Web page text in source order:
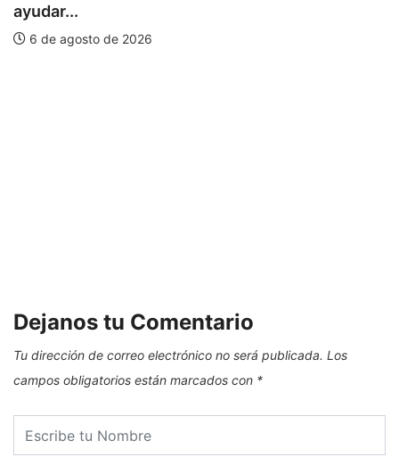
ayudar...
6 de agosto de 2026
Dejanos tu Comentario
Tu dirección de correo electrónico no será publicada. Los
campos obligatorios están marcados con *